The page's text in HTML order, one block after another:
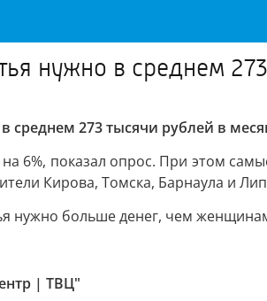
нужно в среднем
среднем 273 тысячи рублей в
на 6%, показал опрос. При этом
Кирова, Томска, Барнаула и
нужно больше денег, чем
| ТВЦ"